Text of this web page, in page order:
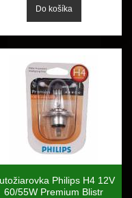
Philips H4 12V
60/55W Premium Blistr